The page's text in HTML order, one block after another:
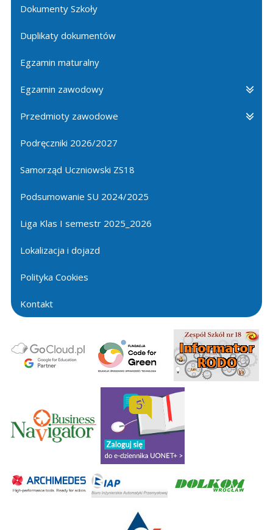
Dokumenty Szkoły
Duplikaty dokumentów
Egzamin maturalny
Egzamin zawodowy
Przedmioty zawodowe
Podręczniki 2026/2027
Samorząd Uczniowski ZS18
Podsumowanie SU 2024/2025
Liga Klas I semestr 2025_2026
Lokalizacja i dojazd
Polityka Cookies
Kontakt